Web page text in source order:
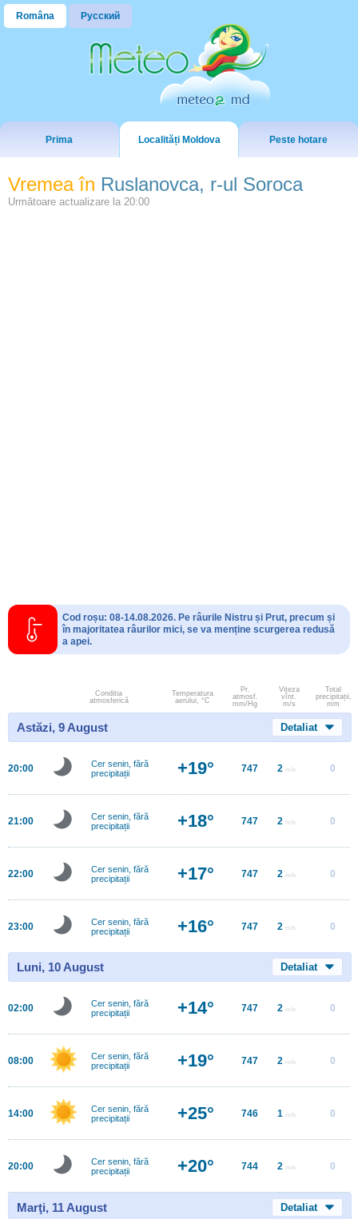
Româna Русский
Prima Localități Moldova Peste hotare
Vremea în Ruslanovca, r-ul Soroca
Următoare actualizare la 20:00
Cod roșu: 08-14.08.2026. Pe râurile Nistru și Prut, precum și
în majoritatea râurilor mici, se va menține scurgerea redusă
a apei.
Conditia
atmosferică
Temperatura
aerului, °C
Pr.
atmosf.
mm/Hg
Viteza
vînt.
m/s
Total
precipitații,
mm
Astăzi, 9 August Detaliat
20:00
Cer senin, fără
precipitații
+19° 747 2 m/s 0
21:00
Cer senin, fără
precipitații
+18° 747 2 m/s 0
22:00
Cer senin, fără
precipitații
+17° 747 2 m/s 0
23:00
Cer senin, fără
precipitații
+16° 747 2 m/s 0
Luni, 10 August Detaliat
02:00
Cer senin, fără
precipitații
+14° 747 2 m/s 0
08:00
Cer senin, fără
precipitații
+19° 747 2 m/s 0
14:00
Cer senin, fără
precipitații
+25° 746 1 m/s 0
20:00
Cer senin, fără
precipitații
+20° 744 2 m/s 0
Marţi, 11 August Detaliat